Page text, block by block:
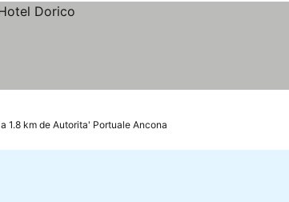
a 1.8 km de Autorita' Portuale Ancona